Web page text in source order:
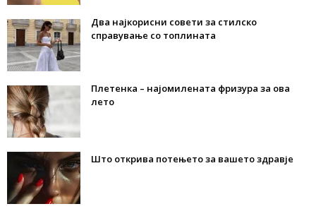
Два најкорисни совети за стилско
справување со топлината
Плетенка – најомилената фризура за ова
лето
Што открива потењето за вашето здравје